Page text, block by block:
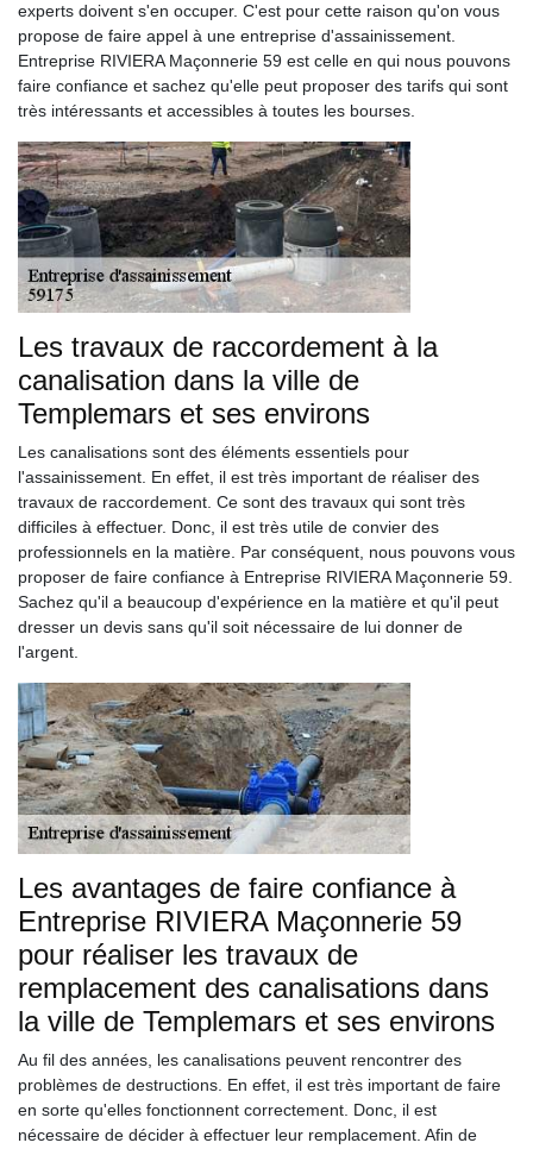
experts doivent s'en occuper. C'est pour cette raison qu'on vous
propose de faire appel à une entreprise d'assainissement.
Entreprise RIVIERA Maçonnerie 59 est celle en qui nous pouvons
faire confiance et sachez qu'elle peut proposer des tarifs qui sont
très intéressants et accessibles à toutes les bourses.
Les travaux de raccordement à la
canalisation dans la ville de
Templemars et ses environs
Les canalisations sont des éléments essentiels pour
l'assainissement. En effet, il est très important de réaliser des
travaux de raccordement. Ce sont des travaux qui sont très
difficiles à effectuer. Donc, il est très utile de convier des
professionnels en la matière. Par conséquent, nous pouvons vous
proposer de faire confiance à Entreprise RIVIERA Maçonnerie 59.
Sachez qu'il a beaucoup d'expérience en la matière et qu'il peut
dresser un devis sans qu'il soit nécessaire de lui donner de
l'argent.
Les avantages de faire confiance à
Entreprise RIVIERA Maçonnerie 59
pour réaliser les travaux de
remplacement des canalisations dans
la ville de Templemars et ses environs
Au fil des années, les canalisations peuvent rencontrer des
problèmes de destructions. En effet, il est très important de faire
en sorte qu'elles fonctionnent correctement. Donc, il est
nécessaire de décider à effectuer leur remplacement. Afin de